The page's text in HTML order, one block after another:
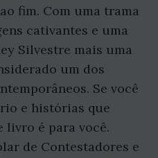
fim. Com uma trama
cativantes e uma
Silvestre mais uma
um dos
Se você
e histórias que
livro é para você.
de Contestadores e